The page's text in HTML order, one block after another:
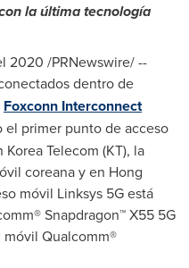
la última tecnología
2020 /PRNewswire/ --
dentro de
Foxconn Interconnect
primer punto de acceso
Telecom (KT), la
coreana y en Hong
móvil Linksys 5G está
Snapdragon™ X55 5G
Qualcomm®